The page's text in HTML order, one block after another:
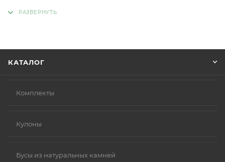
КАТАЛОГ
Комплекты
Кулоны
Бусы из натуральных камней